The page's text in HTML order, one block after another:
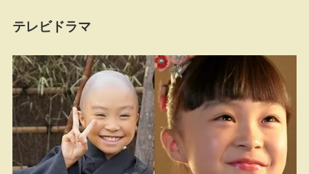
テレビドラマ